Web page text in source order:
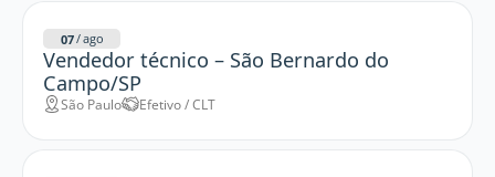
07/ago
Vendedor técnico – São Bernardo do
Campo/SP
São Paulo Efetivo / CLT